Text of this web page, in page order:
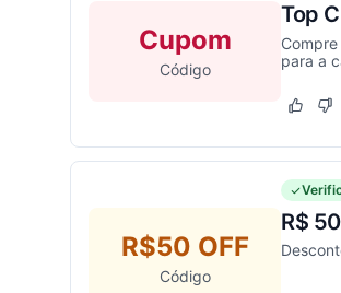
Cupom
Código
Top
para a
Este
R$50 OFF
Código
R$